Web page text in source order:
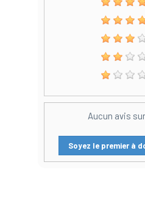
Aucun avis
Soyez le premier à